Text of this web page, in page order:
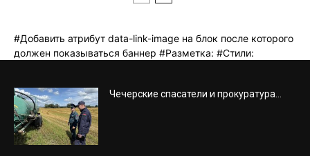
Чечерские спасатели и прокуратура...